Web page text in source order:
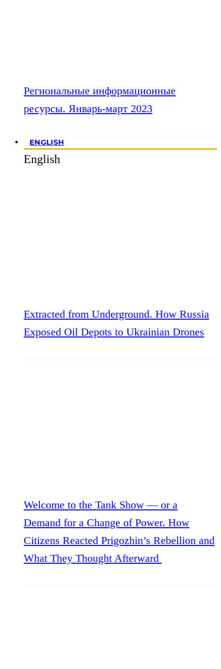
Региональные информационные
ресурсы. Январь-март 2023
ENGLISH
English
Extracted from Underground. How Russia
Exposed Oil Depots to Ukrainian Drones
Welcome to the Tank Show — or a
Demand for a Change of Power. How
Citizens Reacted Prigozhin’s Rebellion and
What They Thought Afterward